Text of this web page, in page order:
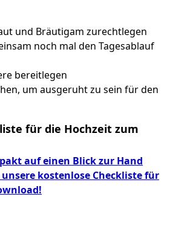
und Bräutigam zurechtlegen
noch mal den Tagesablauf
bereitlegen
um ausgeruht zu sein für den
für die Hochzeit zum
auf einen Blick zur Hand
kostenlose Checkliste für